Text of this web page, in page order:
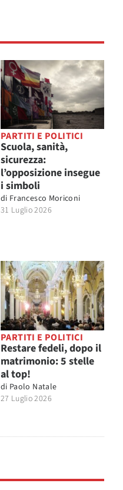
PARTITI E POLITICI
Scuola, sanità,
sicurezza:
l’opposizione insegue
i simboli
di Francesco Moriconi
31 Luglio 2026
PARTITI E POLITICI
Restare fedeli, dopo il
matrimonio: 5 stelle
al top!
di Paolo Natale
27 Luglio 2026